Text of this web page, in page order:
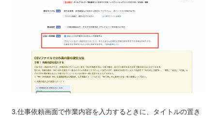
3.仕事依頼画面で作業内容を入力するときに、タイトルの置き